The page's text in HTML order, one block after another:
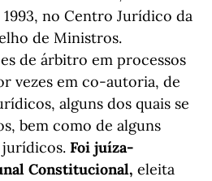
no Centro Jurídico da
de Ministros.
de árbitro em processos
vezes em co-autoria, de
alguns dos quais se
bem como de alguns
jurídicos. Foi juíza-
Constitucional, eleita